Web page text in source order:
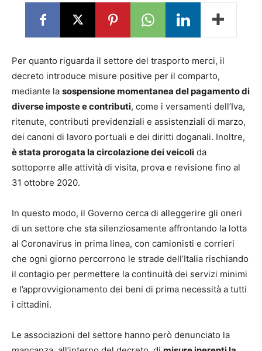
Per quanto riguarda il settore del trasporto merci, il
decreto introduce misure positive per il comparto,
mediante la sospensione momentanea del pagamento di
diverse imposte e contributi, come i versamenti dell’Iva,
ritenute, contributi previdenziali e assistenziali di marzo,
dei canoni di lavoro portuali e dei diritti doganali. Inoltre,
è stata prorogata la circolazione dei veicoli da
sottoporre alle attività di visita, prova e revisione fino al
31 ottobre 2020.
In questo modo, il Governo cerca di alleggerire gli oneri
di un settore che sta silenziosamente affrontando la lotta
al Coronavirus in prima linea, con camionisti e corrieri
che ogni giorno percorrono le strade dell’Italia rischiando
il contagio per permettere la continuità dei servizi minimi
e l’approvvigionamento dei beni di prima necessità a tutti
i cittadini.
Le associazioni del settore hanno però denunciato la